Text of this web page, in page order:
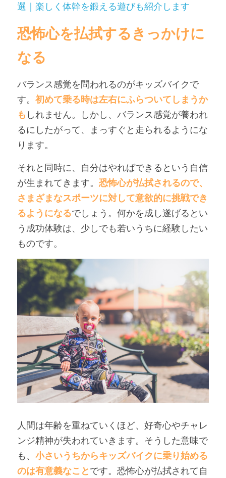
選｜楽しく体幹を鍛える遊びも紹介します
恐怖心を払拭するきっかけに
なる
バランス感覚を問われるのがキッズバイクで
す。 初めて乗る時は左右にふらついてしまうか
も しれません。しかし、バランス感覚が養われ
るにしたがって、まっすぐと走られるようにな
ります。
それと同時に、自分はやればできるという自信
が生まれてきます。 恐怖心が払拭されるので、
さまざまなスポーツに対して意欲的に挑戦でき
るようになるでしょう。何かを成し遂げるとい
う成功体験は、少しでも若いうちに経験したい
ものです。
人間は年齢を重ねていくほど、好奇心やチャレ
ンジ精神が失われていきます。そうした意味で
も、 小さいうちからキッズバイクに乗り始める
のは有意義なこと です。恐怖心が払拭されて自